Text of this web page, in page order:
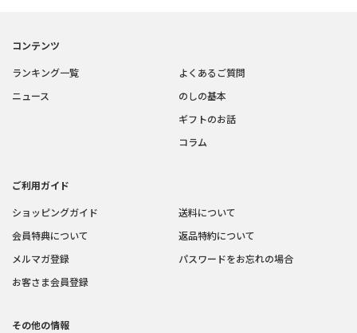
コンテンツ
ランキング一覧
ニュース
よくあるご質問
のしの基本
ギフトのお話
コラム
ご利用ガイド
ショッピングガイド
会員特典について
メルマガ登録
お客さま会員登録
送料について
返品特約について
パスワードをお忘れの場合
その他の情報